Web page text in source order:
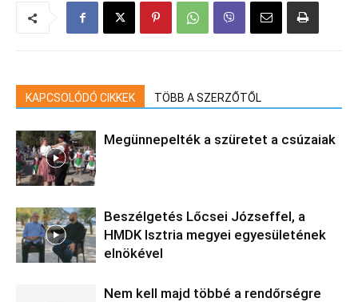
KAPCSOLÓDÓ CIKKEK TÖBB A SZERZŐTŐL
Megünnepelték a szüretet a csúzaiak
Beszélgetés Lőcsei Józseffel, a
HMDK Isztria megyei egyesületének
elnökével
Nem kell majd többé a rendőrségre